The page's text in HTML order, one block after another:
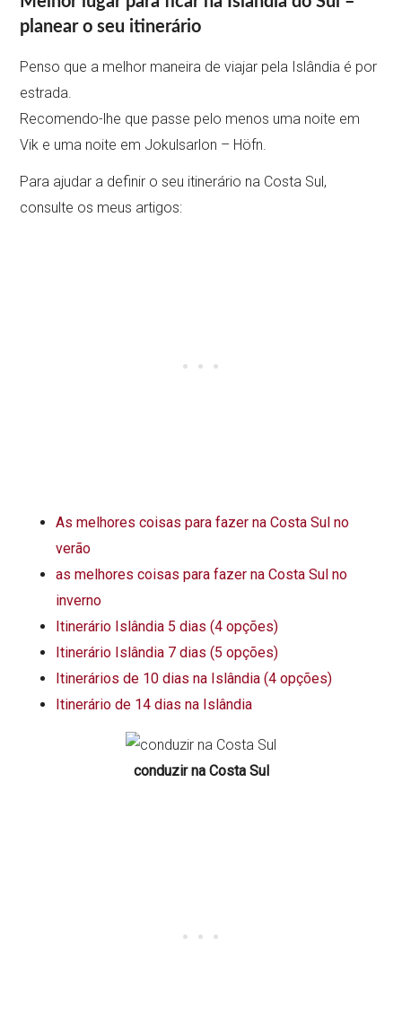
planear o seu itinerário
Penso que a melhor maneira de viajar pela Islândia é por
estrada.
Recomendo-lhe que passe pelo menos uma noite em
Vik e uma noite em Jokulsarlon – Höfn.
Para ajudar a definir o seu itinerário na Costa Sul,
consulte os meus artigos:
As melhores coisas para fazer na Costa Sul no
verão
as melhores coisas para fazer na Costa Sul no
inverno
Itinerário Islândia 5 dias (4 opções)
Itinerário Islândia 7 dias (5 opções)
Itinerários de 10 dias na Islândia (4 opções)
Itinerário de 14 dias na Islândia
conduzir na Costa Sul